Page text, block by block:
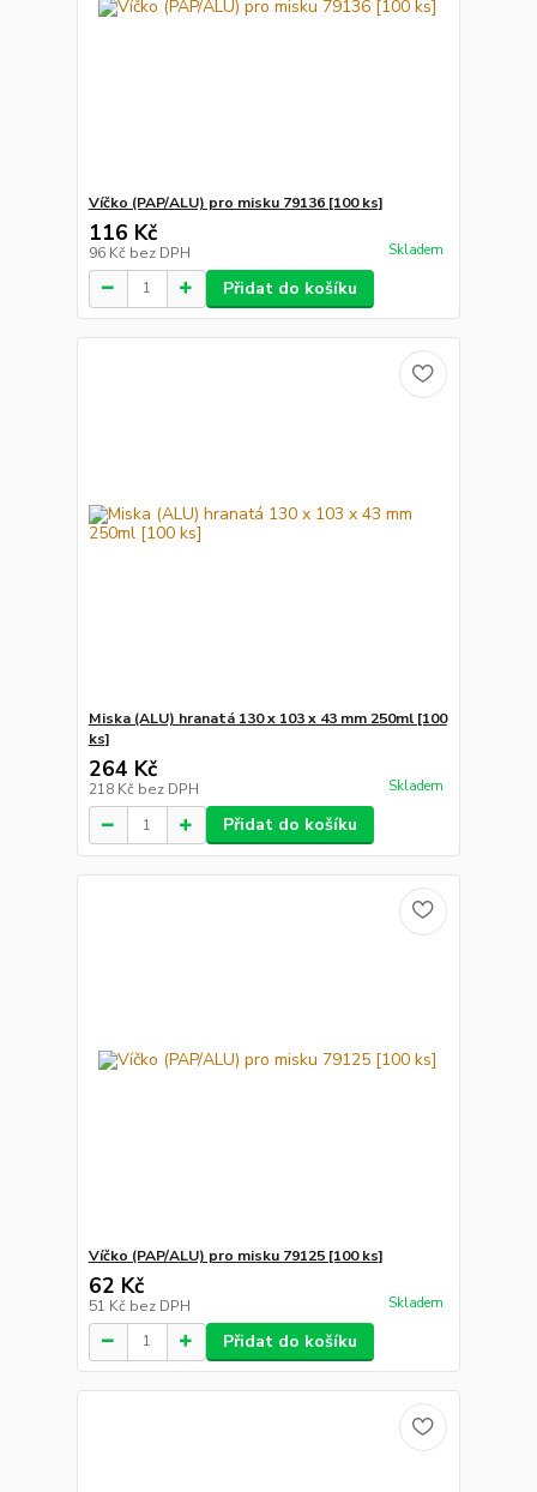
Víčko (PAP/ALU) pro misku 79136 [100 ks]
116 Kč
96 Kč bez DPH Skladem
Přidat do košíku
Miska (ALU) hranatá 130 x 103 x 43 mm 250ml [100
ks]
264 Kč
218 Kč bez DPH Skladem
Přidat do košíku
Víčko (PAP/ALU) pro misku 79125 [100 ks]
62 Kč
51 Kč bez DPH Skladem
Přidat do košíku